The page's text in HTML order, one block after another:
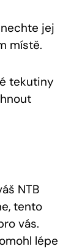
jej
místě.
tekutiny
NTB
tento
vás.
lépe